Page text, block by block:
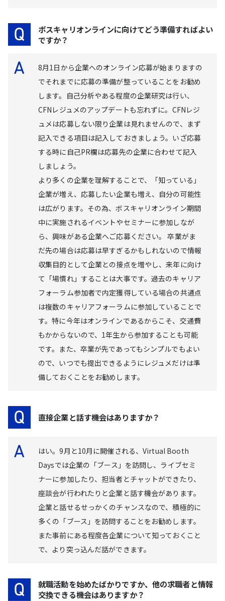
ボスキャリオンラインに向けてどう準備すればよい
ですか？
8月1日から企業へのオンライン応募が始まりますの
でそれまでに応募の準備が整っていることをお勧め
します。自己分析やある程度の企業研究は行い、
CFNレジュメのアップデートも忘れずに。CFNレジ
ュメは応募しない限り企業は見れませんので、まず
記入できる項目は記入しておきましょう。いざ応募
する時に自己PR欄は応募先の企業に合わせて記入
しましょう。
より多くの企業を理解することで、「知っている」
企業が増え、応募したい企業も増え、自分の可能性
は広がります。その為、ボスキャリオンライン期間
中に実施されるイベントやセミナーに参加しなが
ら、興味がある企業へご応募ください。 卒業がま
だ先の場合は応募は早すぎるかもしれないので情報
収集目的として企業との接点を増やし、来年に向け
て「場慣れ」することは大事です。過去のキャリア
フォーラム参加者で内定獲得している場合の共通点
は複数のキャリアフォーラムに参加していることで
す。特に今年はオンラインであるからこそ、交通費
もかからないので、1年生から参加することも可能
です。また、卒業が先であってもシンプルでもよい
ので、いつでも提出できるようにレジュメだけは準
備しておくことをお勧めします。
直接企業と話す機会はありますか？
はい。9月と10月に開催される、Virtual Booth
Daysでは企業の「ブース」を訪問し、ライブセミ
ナーに参加したり、担当者とチャットができたり、
座談会が行われたりと企業と話す機会があります。
企業と話せるせっかくのチャンスなので、積極的に
多くの「ブース」を訪問することをお勧めします。
また事前にある程度各企業について知っておくこと
で、より突っ込んだ話ができます。
就職活動を始めたばかりですか、他の求職者と情報
交換できる機会はありますか？